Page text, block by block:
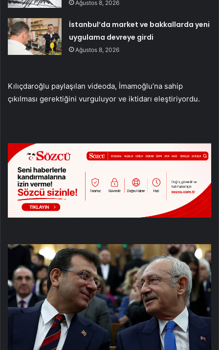
Ağustos 8, 2026
İstanbul’da market ve bakkallarda yeni
uygulama devreye girdi
Ağustos 8, 2026
Kılıçdaroğlu paylaşılan videoda, İmamoğlu’na sahip
çıkılması gerektiğini vurguluyor ve iktidarı eleştiriyordu.